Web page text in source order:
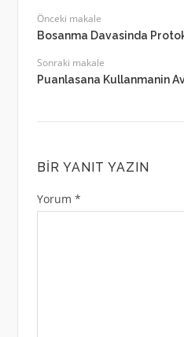
Önceki makale
Bosanma Davasinda
Sonraki makale
Puanlasana Kullanmanin
BIR YANIT YAZIN
Yorum *